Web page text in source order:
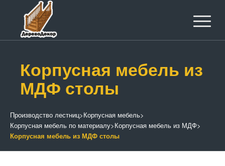
Корпусная мебель из
МДФ столы
Производство лестниц>Корпусная мебель>
Корпусная мебель по материалу>Корпусная мебель из МДФ>
Корпусная мебель из МДФ столы